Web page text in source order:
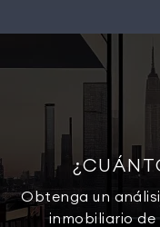
Obtenga un
inmobiliario de